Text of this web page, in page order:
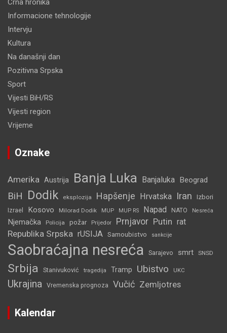
Crna hronika
Informacione tehnologije
Intervju
Kultura
Na današnji dan
Pozitivna Srpska
Sport
Vijesti BiH/RS
Vijesti region
Vrijeme
Oznake
Amerika Austrija Banja Luka Banjaluka Beograd
BiH Dodik eksplozija Hapšenje Hrvatska Iran Izbori
Izrael Kosovo Milorad Dodik MUP MUP RS Napad NATO Nesreća
Njemačka Policija požar Prijedor Prnjavor Putin rat
Republika Srpska rUSIJA Samoubistvo sankcije
Saobraćajna nesreća Sarajevo smrt SNSD
Srbija Stanivuković tragedija Tramp Ubistvo UKC
Ukrajina Vremenska prognoza Vučić Zemljotres
Kalendar